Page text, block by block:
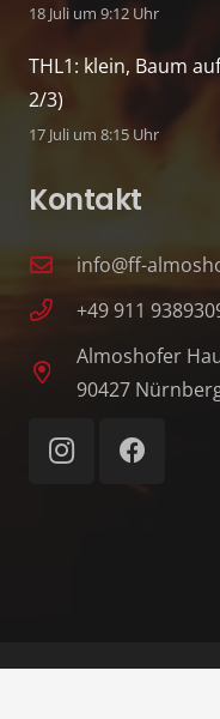
18 Juli um 9:12 Uhr
THL1: klein, Baum
2/3)
17 Juli um 8:15 Uhr
Kontakt
info@ff-
+49 911
Almoshofer
90427